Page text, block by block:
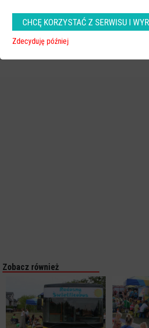
Zobacz również
CHCĘ KORZYSTAĆ Z SERWISU I
Zdecyduję później